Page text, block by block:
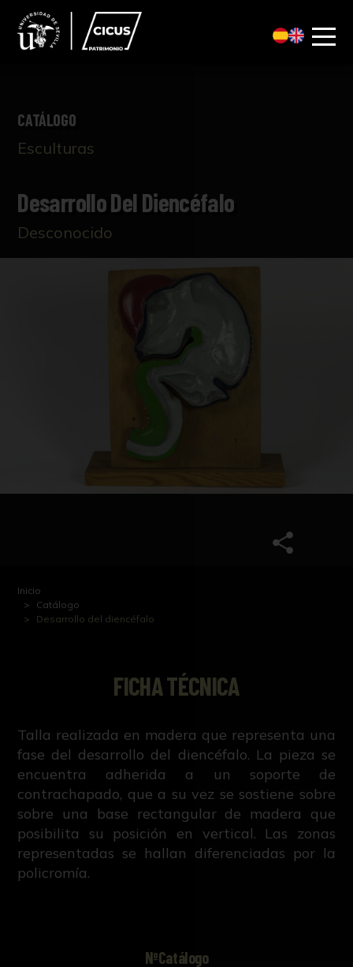
CATÁLOGO
Esculturas
Desarrollo Del Diencéfalo
Desconocido
Inicio
Catálogo
Desarrollo del diencéfalo
FICHA TÉCNICA
Talla realizada en madera que representa una
fase del desarrollo del diencéfalo. La pieza se
encuentra adherida a un soporte de
contrachapado, que a su vez se sostiene sobre
sobre una base rectangular de madera que
posibilita su posición en vertical. Las zonas
representadas se hallan diferenciadas por la
policromía.
NºCatálogo